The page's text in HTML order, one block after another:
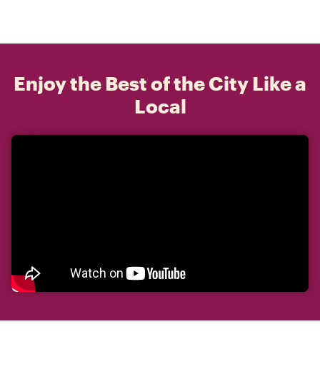
Enjoy the Best of the City Like a
Local